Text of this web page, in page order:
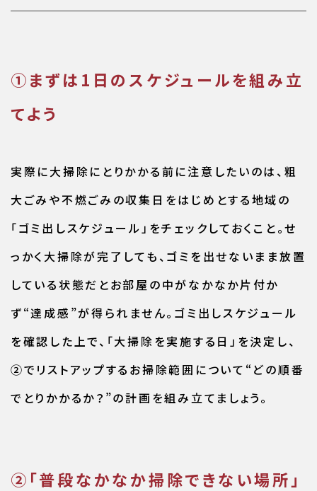
①まずは1日のスケジュールを組み立
てよう
実際に大掃除にとりかかる前に注意したいのは、粗
大ごみや不燃ごみの収集日をはじめとする地域の
「ゴミ出しスケジュール」をチェックしておくこと。せ
っかく大掃除が完了しても、ゴミを出せないまま放置
している状態だとお部屋の中がなかなか片付か
ず“達成感”が得られません。ゴミ出しスケジュール
を確認した上で、「大掃除を実施する日」を決定し、
②でリストアップするお掃除範囲について“どの順番
でとりかかるか？”の計画を組み立てましょう。
②「普段なかなか掃除できない場所」